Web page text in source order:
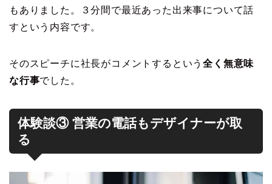
もありました。３分間で最近あった出来事について話
すという内容です。
そのスピーチに社長がコメントするという全く無意味
な行事でした。
体験談③ 営業の電話もデザイナーが取
る